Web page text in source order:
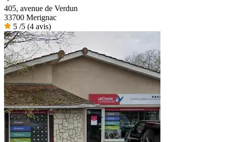
405, avenue de Verdun
33700 Merignac
5 /5 (4 avis)